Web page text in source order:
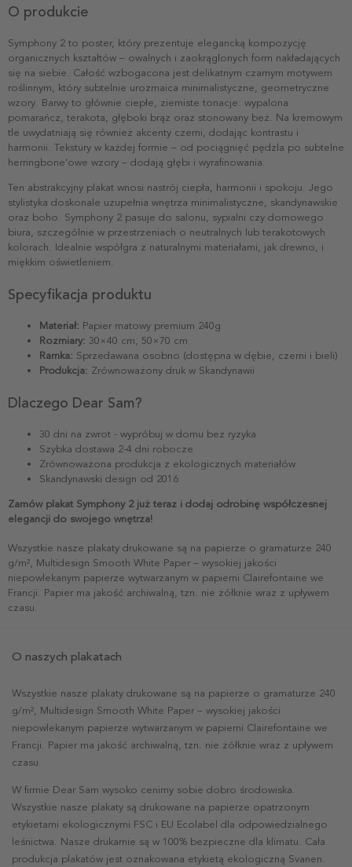
O produkcie
Symphony 2 to poster, który prezentuje elegancką kompozycję
organicznych kształtów – owalnych i zaokrąglonych form nakładających
się na siebie. Całość wzbogacona jest delikatnym czarnym motywem
roślinnym, który subtelnie urozmaica minimalistyczne, geometryczne
wzory. Barwy to głównie ciepłe, ziemiste tonacje: wypalona
pomarańcz, terakota, głęboki brąz oraz stonowany beż. Na kremowym
tle uwydatniają się również akcenty czerni, dodając kontrastu i
harmonii. Tekstury w każdej formie – od pociągnięć pędzla po subtelne
herringbone’owe wzory – dodają głębi i wyrafinowania.
Ten abstrakcyjny plakat wnosi nastrój ciepła, harmonii i spokoju. Jego
stylistyka doskonale uzupełnia wnętrza minimalistyczne, skandynawskie
oraz boho. Symphony 2 pasuje do salonu, sypialni czy domowego
biura, szczególnie w przestrzeniach o neutralnych lub terakotowych
kolorach. Idealnie współgra z naturalnymi materiałami, jak drewno, i
miękkim oświetleniem.
Specyfikacja produktu
Materiał: Papier matowy premium 240g
Rozmiary: 30×40 cm, 50×70 cm
Ramka: Sprzedawana osobno (dostępna w dębie, czerni i bieli)
Produkcja: Zrównoważony druk w Skandynawii
Dlaczego Dear Sam?
30 dni na zwrot - wypróbuj w domu bez ryzyka
Szybka dostawa 2-4 dni robocze
Zrównoważona produkcja z ekologicznych materiałów
Skandynawski design od 2016
Zamów plakat Symphony 2 już teraz i dodaj odrobinę współczesnej
elegancji do swojego wnętrza!
Wszystkie nasze plakaty drukowane są na papierze o gramaturze 240
g/m², Multidesign Smooth White Paper – wysokiej jakości
niepowlekanym papierze wytwarzanym w papierni Clairefontaine we
Francji. Papier ma jakość archiwalną, tzn. nie żółknie wraz z upływem
czasu.
O naszych plakatach
Wszystkie nasze plakaty drukowane są na papierze o gramaturze 240
g/m², Multidesign Smooth White Paper – wysokiej jakości
niepowlekanym papierze wytwarzanym w papierni Clairefontaine we
Francji. Papier ma jakość archiwalną, tzn. nie żółknie wraz z upływem
czasu.
W firmie Dear Sam wysoko cenimy sobie dobro środowiska.
Wszystkie nasze plakaty są drukowane na papierze opatrzonym
etykietami ekologicznymi FSC i EU Ecolabel dla odpowiedzialnego
leśnictwa. Nasze drukarnie są w 100% bezpieczne dla klimatu. Cała
produkcja plakatów jest oznakowana etykietą ekologiczną Svanen.